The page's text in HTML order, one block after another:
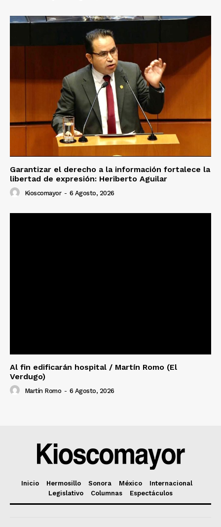
Garantizar el derecho a la información fortalece la
libertad de expresión: Heriberto Aguilar
Kioscomayor - 6 Agosto, 2026
Al fin edificarán hospital / Martín Romo (El
Verdugo)
Martín Romo - 6 Agosto, 2026
Inicio Hermosillo Sonora México
Internacional
Legislativo
Columnas Espectáculos